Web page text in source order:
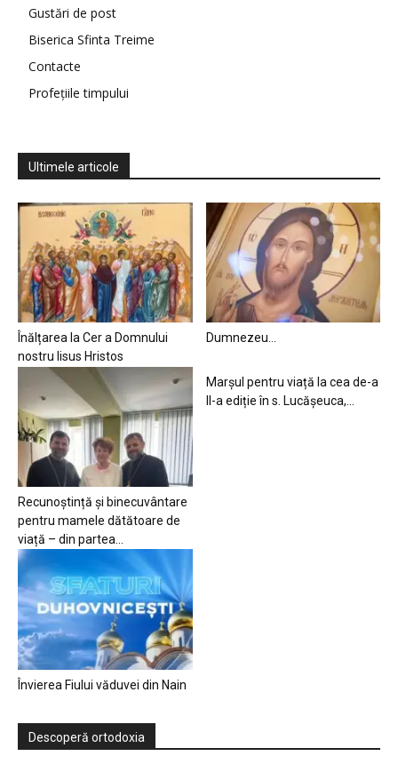
Gustări de post
Biserica Sfinta Treime
Contacte
Profețiile timpului
Ultimele articole
Înălțarea la Cer a Domnului
nostru Iisus Hristos
Dumnezeu…
Recunoștință și binecuvântare
pentru mamele dătătoare de
viață – din partea...
Marșul pentru viață la cea de-a
II-a ediție în s. Lucășeuca,...
Învierea Fiului văduvei din Nain
Descoperă ortodoxia